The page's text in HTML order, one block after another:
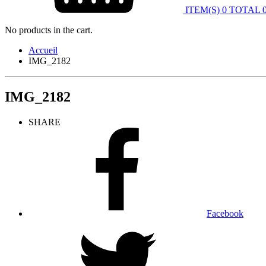
ITEM(S) 0 TOTAL
No products in the cart.
Accueil
IMG_2182
IMG_2182
SHARE
Facebook